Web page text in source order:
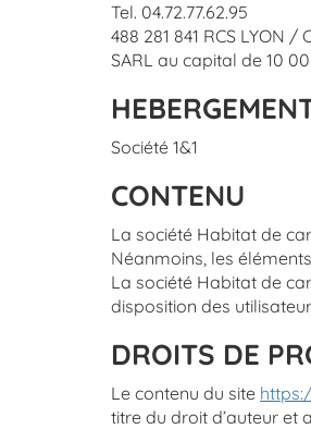
Tel. 04.72.77.62.95
488 281 841 RCS LYON /
SARL au capital de 10
Société 1&1
CONTENU
La société Habitat de
Néanmoins, les
La société Habitat de
disposition des
DROITS DE
Le contenu du site
titre du droit d’auteur et